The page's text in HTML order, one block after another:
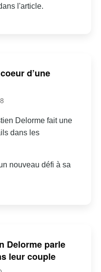
l'article.
d’une
Delorme fait une
dans les
nouveau défi à sa
Delorme parle
leur couple